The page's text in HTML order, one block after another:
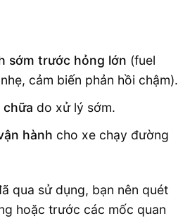
sớm trước hỏng lớn (fuel
cảm biến phản hồi chậm).
chữa do xử lý sớm.
hành cho xe chạy đường
qua sử dụng, bạn nên quét
hoặc trước các mốc quan